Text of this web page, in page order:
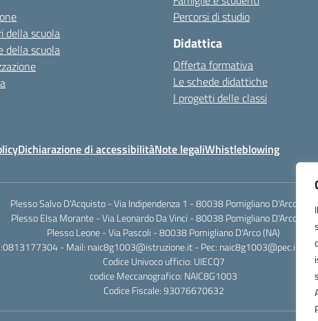
della scuola
della scuola
Percorsi di studio
Didattica
Offerta formativa
Le schede didattiche
I progetti delle classi
Dichiarazione di accessibilitàNote legaliWhistleblowing
Plesso Salvo D'Acquisto - Via Indipendenza 1 - 80038 Pomigliano D'Arco (NA)
Plesso Elsa Morante - Via Leonardo Da Vinci - 80038 Pomigliano D'Arco (NA)
Plesso Leone - Via Pascoli - 80038 Pomigliano D'Arco (NA)
- Mail: naic8g1003@istruzione.it - Pec:
Codice Univoco ufficio: UIECQ7
codice Meccanografico: NAIC8G1003
Codice Fiscale: 93076670632